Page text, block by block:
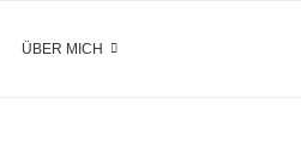
ÜBER MICH